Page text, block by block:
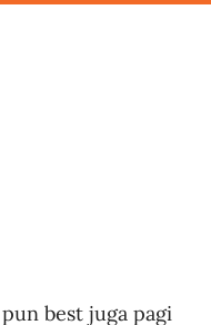
best juga pagi